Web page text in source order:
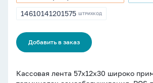
57-
(208)
СЯ4182
ШТРИХКОД
14610141201575 ШТРИХКОД
Добавить в заказ
Кассовая лента 57х12х30 широко